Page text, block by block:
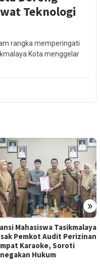
Teknologi
rangka memperingati
Kota menggelar
»
Mahasiswa Tasikmalaya
Pemkot Audit Perizinan
Karaoke, Soroti
Hukum